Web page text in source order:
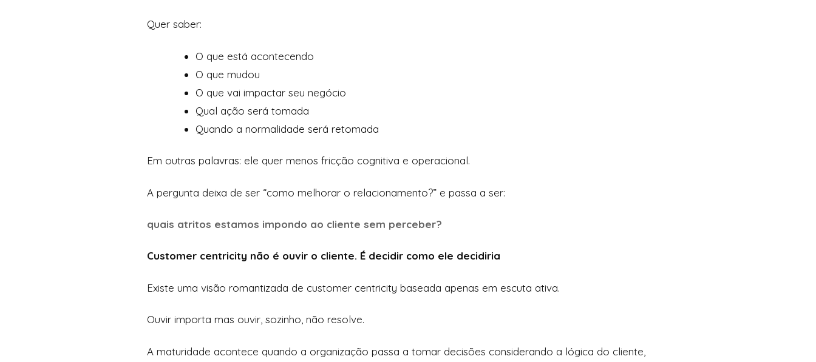
Quer saber:
O que está acontecendo
O que mudou
O que vai impactar seu negócio
Qual ação será tomada
Quando a normalidade será retomada
Em outras palavras: ele quer menos fricção cognitiva e operacional.
A pergunta deixa de ser “como melhorar o relacionamento?” e passa a ser:
quais atritos estamos impondo ao cliente sem perceber?
Customer centricity não é ouvir o cliente. É decidir como ele decidiria
Existe uma visão romantizada de customer centricity baseada apenas em escuta ativa.
Ouvir importa mas ouvir, sozinho, não resolve.
A maturidade acontece quando a organização passa a tomar decisões considerando a lógica do cliente,